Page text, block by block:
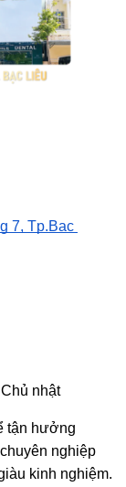
7, Tp.Bạc
nhật
tận hưởng
nghiệp
kinh nghiệm.